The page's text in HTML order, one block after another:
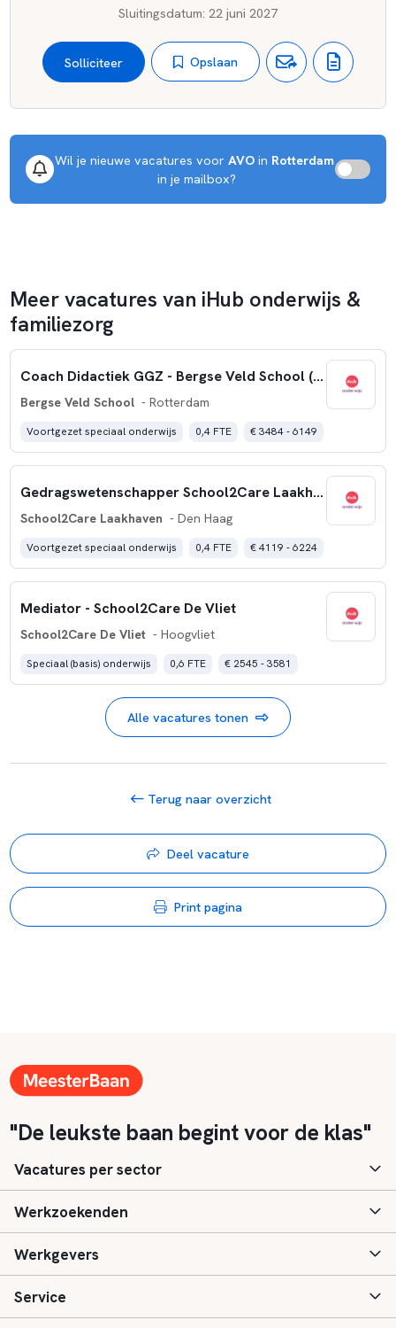
Sluitingsdatum: 22 juni 2027
Solliciteer Opslaan
Wil je nieuwe vacatures voor AVO in Rotterdam
in je mailbox?
Meer vacatures van iHub onderwijs &
familiezorg
Coach Didactiek GGZ - Bergse Veld School (16 uur)
Bergse Veld School - Rotterdam
Voortgezet speciaal onderwijs 0,4 FTE € 3484 - 6149
Gedragswetenschapper School2Care Laakhaven
School2Care Laakhaven - Den Haag
Voortgezet speciaal onderwijs 0,4 FTE € 4119 - 6224
Mediator - School2Care De Vliet
School2Care De Vliet - Hoogvliet
Speciaal (basis) onderwijs 0,6 FTE € 2545 - 3581
Alle vacatures tonen
Terug naar overzicht
Deel vacature
Print pagina
"De leukste baan begint voor de klas"
Vacatures per sector
Basisonderwijs
Speciaal (basis) onderwijs
Voortgezet onderwijs
Werkzoekenden
Aanmelden
Vacatures
Werkgevers
Inloggen
Service